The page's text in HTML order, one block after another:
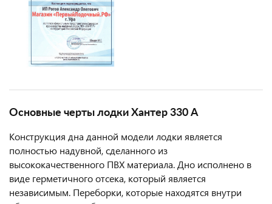
Основные черты лодки Хантер 330 А
Конструкция дна данной модели лодки является
полностью надувной, сделанного из
высококачественного ПВХ материала. Дно исполнено в
виде герметичного отсека, который является
независимым. Переборки, которые находятся внутри